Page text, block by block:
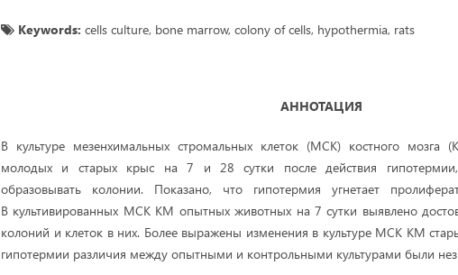
Keywords: cells culture, bone marrow, colony of cells, hypothermia, rats
АННОТАЦИЯ
В культуре мезенхимальных стромальных клеток (МСК) костного мозга
молодых и старых крыс на 7 и 28 сутки после действия гипотермии,
образовывать колонии. Показано, что гипотермия угнетает
В культивированных МСК КМ опытных животных на 7 сутки выявлено
колоний и клеток в них. Более выражены изменения в культуре МСК КМ
гипотермии различия между опытными и контрольными культурами были